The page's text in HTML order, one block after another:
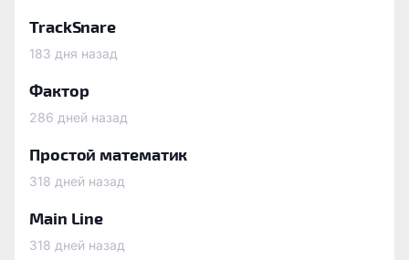
TrackSnare
183 дня назад
Фактор
286 дней назад
Простой математик
318 дней назад
Main Line
318 дней назад